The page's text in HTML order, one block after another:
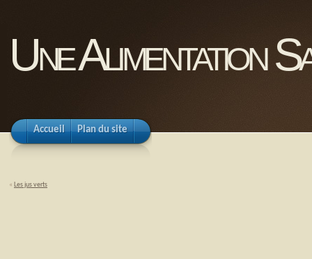
Une Alimentation
Accueil Plan du site
« Les jus verts